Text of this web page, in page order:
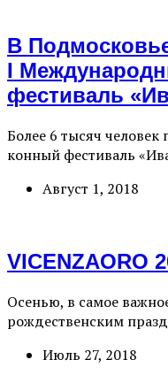
В
I
фестиваль
Более 6 тысяч
конный фестиваль
Август 1, 2018
VICENZAORO
Осенью, в самое
рождественским
Июль 27, 2018